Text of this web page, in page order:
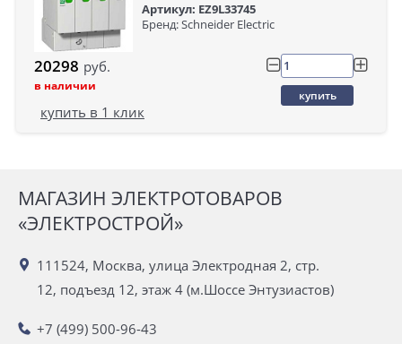
Артикул: EZ9L33745
Бренд: Schneider Electric
20298 руб.
в наличии
купить
купить в 1 клик
МАГАЗИН ЭЛЕКТРОТОВАРОВ
«ЭЛЕКТРОСТРОЙ»
111524, Москва, улица Электродная 2, стр.
12, подъезд 12, этаж 4 (м.Шоссе Энтузиастов)
+7 (499) 500-96-43